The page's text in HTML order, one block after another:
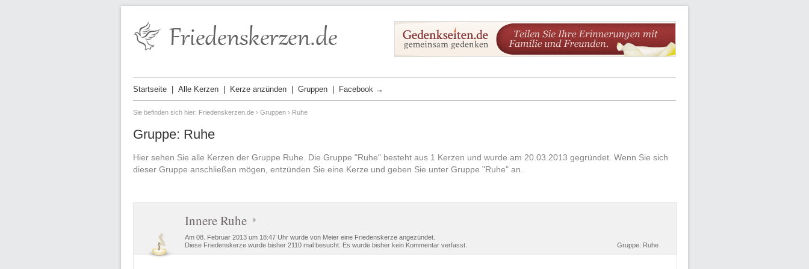
Startseite Alle Kerzen Kerze anzünden Gruppen Facebook →
Sie befinden sich hier: Friedenskerzen.de › Gruppen › Ruhe
Gruppe: Ruhe
Hier sehen Sie alle Kerzen der Gruppe Ruhe. Die Gruppe "Ruhe" besteht aus 1 Kerzen und wurde am 20.03.2013 gegründet. Wenn Sie sich
dieser Gruppe anschließen mögen, entzünden Sie eine Kerze und geben Sie unter Gruppe "Ruhe" an.
Innere Ruhe
Am 08. Februar 2013 um 18:47 Uhr wurde von Meier eine Friedenskerze angezündet.
Diese Friedenskerze wurde bisher 2110 mal besucht. Es wurde bisher kein Kommentar verfasst.
Gruppe: Ruhe